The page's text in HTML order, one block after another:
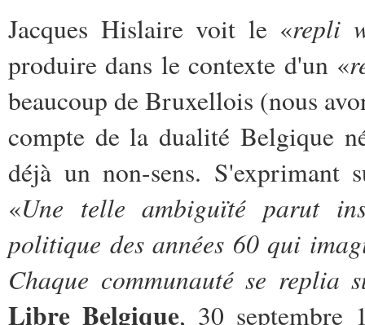
Jacques Hislaire voit le «repli
produire dans le contexte d'un «
beaucoup de Bruxellois (nous
compte de la dualité Belgique
déjà un non-sens. S'exprimant
«Une telle ambiguïté parut
politique des années 60 qui
Chaque communauté se
Libre Belgique, 30 septembre